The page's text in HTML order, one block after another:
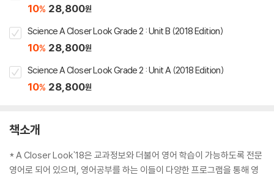
10% 28,800원
Science A Closer Look Grade 2 : Unit B (2018 Edition)
10% 28,800원
Science A Closer Look Grade 2 : Unit A (2018 Edition)
10% 28,800원
책소개
* A Closer Look'18은 교과정보와 더불어 영어 학습이 가능하도록 전문
영어로 되어 있으며, 영어공부를 하는 이들이 다양한 프로그램을 통해 영